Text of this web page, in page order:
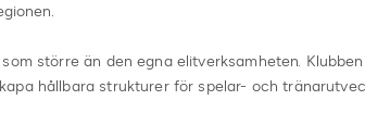
större än den egna elitverksamheten.
hållbara strukturer för spelar- och